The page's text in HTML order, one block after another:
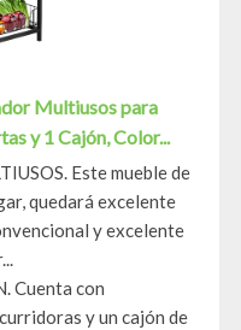
Multiusos para
y 1 Cajón, Color...
Este mueble de
quedará excelente
y excelente
Cuenta con
y un cajón de